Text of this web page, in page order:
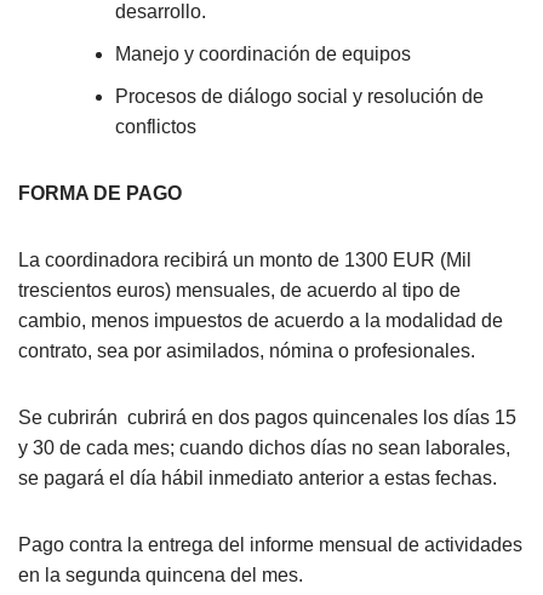
desarrollo.
Manejo y coordinación de equipos
Procesos de diálogo social y resolución de
conflictos
FORMA DE PAGO
La coordinadora recibirá un monto de 1300 EUR (Mil
trescientos euros) mensuales, de acuerdo al tipo de
cambio, menos impuestos de acuerdo a la modalidad de
contrato, sea por asimilados, nómina o profesionales.
Se cubrirán cubrirá en dos pagos quincenales los días 15
y 30 de cada mes; cuando dichos días no sean laborales,
se pagará el día hábil inmediato anterior a estas fechas.
Pago contra la entrega del informe mensual de actividades
en la segunda quincena del mes.